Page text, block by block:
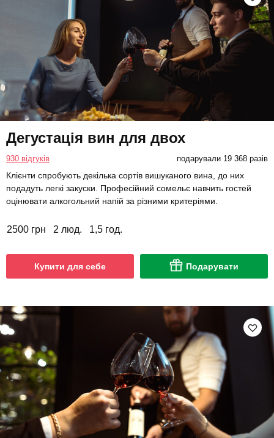
Дегустація вин для двох
930 відгуків подарували 19 368 разів
Клієнти спробують декілька сортів вишуканого вина, до них
подадуть легкі закуски. Професійний сомельє навчить гостей
оцінювати алкогольний напій за різними критеріями.
2500 грн 2 люд. 1,5 год.
Купити для себе Подарувати